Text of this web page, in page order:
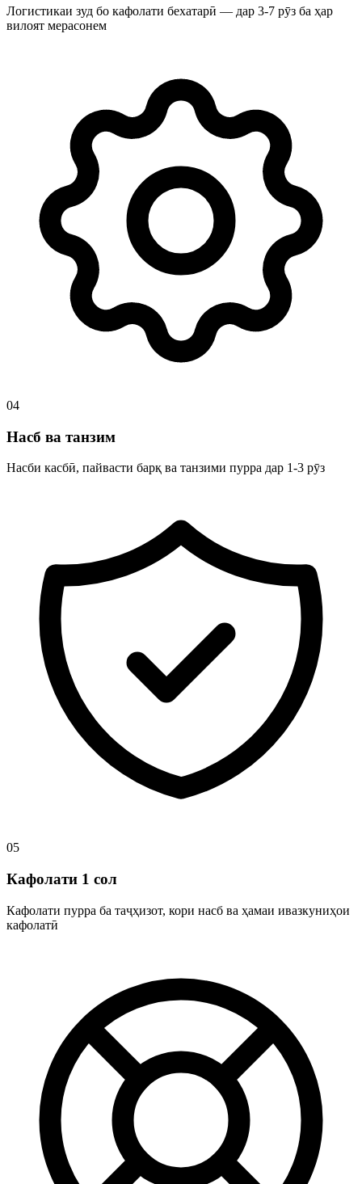
Логистикаи зуд бо кафолати бехатарӣ — дар 3-7 рӯз ба ҳар
вилоят мерасонем
04
Насб ва танзим
Насби касбӣ, пайвасти барқ ва танзими пурра дар 1-3 рӯз
05
Кафолати 1 сол
Кафолати пурра ба таҷҳизот, кори насб ва ҳамаи ивазкуниҳои
кафолатӣ